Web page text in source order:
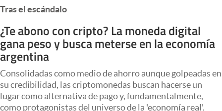
Uruguay
Negocios
Columnistas
Otras secciones
Apertura
Tras el escándalo
¿Te abono con cripto? La moneda digital
gana peso y busca meterse en la economía
argentina
Consolidadas como medio de ahorro aunque golpeadas en
su credibilidad, las criptomonedas buscan hacerse un
lugar como alternativa de pago y, fundamentalmente,
como protagonistas del universo de la 'economía real'.